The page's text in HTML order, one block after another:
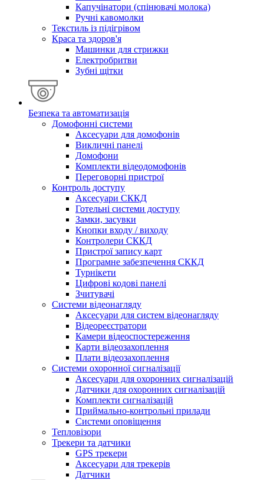
Капучінатори (спінювачі молока)
Ручні кавомолки
Текстиль із підігрівом
Краса та здоров'я
Машинки для стрижки
Електробритви
Зубні щітки
Безпека та автоматизація
Домофонні системи
Аксесуари для домофонів
Викличні панелі
Домофони
Комплекти відеодомофонів
Переговорні пристрої
Контроль доступу
Аксесуари СККД
Готельні системи доступу
Замки, засувки
Кнопки входу / виходу
Контролери СККД
Пристрої запису карт
Програмне забезпечення СККД
Турнікети
Цифрові кодові панелі
Зчитувачі
Системи відеонагляду
Аксесуари для систем відеонагляду
Відеореєстратори
Камери відеоспостереження
Карти відеозахоплення
Плати відеозахоплення
Системи охоронної сигналізації
Аксесуари для охоронних сигналізацій
Датчики для охоронних сигналізацій
Комплекти сигналізацій
Приймально-контрольні прилади
Системи оповіщення
Тепловізори
Трекери та датчики
GPS трекери
Аксесуари для трекерів
Датчики